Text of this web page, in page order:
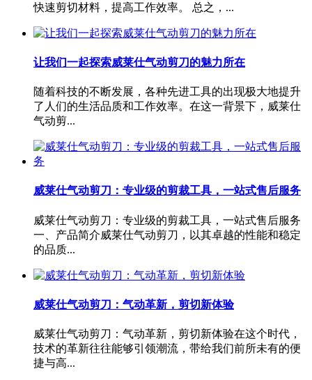
快速剪切材料，提高工作效率。 总之，...
让我们一起探索威莱仕气动剪刀的魅力所在
随着科技的不断发展，各种先进工具的出现极大地提升
了人们的生活品质和工作效率。在这一背景下，威莱仕
气动剪...
威莱仕气动剪刀：专业级的剪裁工具，一站式售后服务
威莱仕气动剪刀：专业级的剪裁工具，一站式售后服务
一、产品简介威莱仕气动剪刀，以其卓越的性能和稳定
的品质...
威莱仕气动剪刀：气动革新，剪切新体验
威莱仕气动剪刀：气动革新，剪切新体验在这个时代，
技术的革新往往能够引领潮流，带给我们前所未有的便
捷与高...